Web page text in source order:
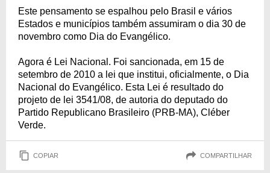
Este pensamento se espalhou pelo Brasil e vários
Estados e municípios também assumiram o dia 30 de
novembro como Dia do Evangélico.
Agora é Lei Nacional. Foi sancionada, em 15 de
setembro de 2010 a lei que institui, oficialmente, o Dia
Nacional do Evangélico. Esta Lei é resultado do
projeto de lei 3541/08, de autoria do deputado do
Partido Republicano Brasileiro (PRB-MA), Cléber
Verde.
COPIAR COMPARTILHAR